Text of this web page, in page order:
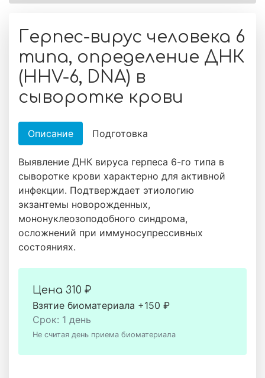
Герпес-вирус человека 6
типа, определение ДНК
(HHV-6, DNA) в
сыворотке крови
Описание Подготовка
Выявление ДНК вируса герпеса 6-го типа в
сыворотке крови характерно для активной
инфекции. Подтверждает этиологию
экзантемы новорожденных,
мононуклеозоподобного синдрома,
осложнений при иммуносупрессивных
состояниях.
Цена 310 ₽
Взятие биоматериала +150 ₽
Срок: 1 день
Не считая день приема биоматериала